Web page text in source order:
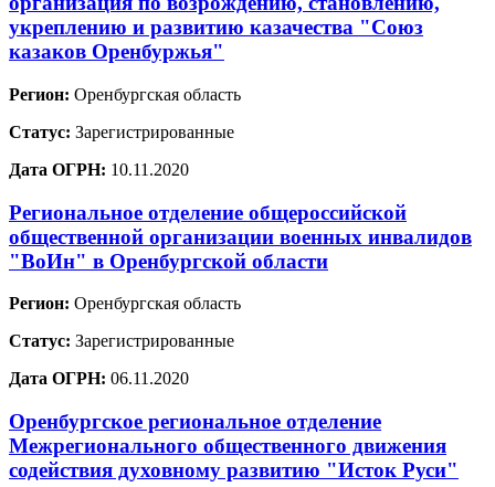
укреплению и развитию казачества "Союз
казаков Оренбуржья"
Регион: Оренбургская область
Статус: Зарегистрированные
Дата ОГРН: 10.11.2020
Региональное отделение общероссийской
общественной организации военных инвалидов
"ВоИн" в Оренбургской области
Регион: Оренбургская область
Статус: Зарегистрированные
Дата ОГРН: 06.11.2020
Оренбургское региональное отделение
Межрегионального общественного движения
содействия духовному развитию "Исток Руси"